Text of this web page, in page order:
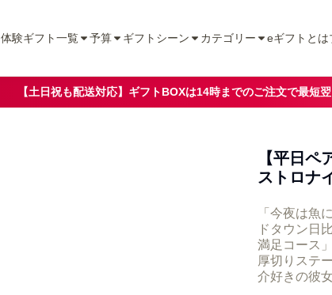
体験ギフト一覧 予算 ギフトシーン カテゴリー eギフトとは
【土日祝も配送対応】ギフトBOXは14時までのご注文で最短
【平日
ストロナ
「今夜は魚
ドタウン日
満足コース
厚切りステ
介好きの彼